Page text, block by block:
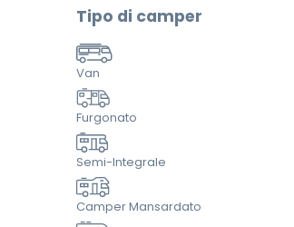
Tipo di camper
Van
Furgonato
Semi-Integrale
Camper Mansardato